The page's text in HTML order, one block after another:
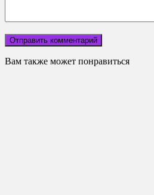
Вам также может понравиться